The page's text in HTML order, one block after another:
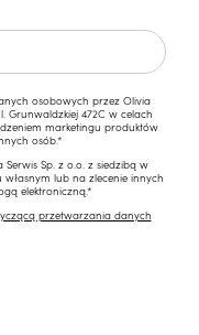
osobowych przez Olivia
Grunwaldzkiej 472C w celach
marketingu produktów
osób.*
Sp. z o.o. z siedzibą w
lub na zlecenie innych
elektroniczną.*
przetwarzania danych